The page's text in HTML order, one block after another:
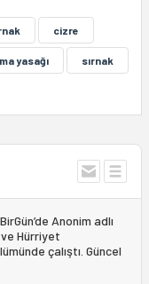
cizre
yasağı sırnak
Anonim adlı
Hürriyet
çalıştı. Güncel